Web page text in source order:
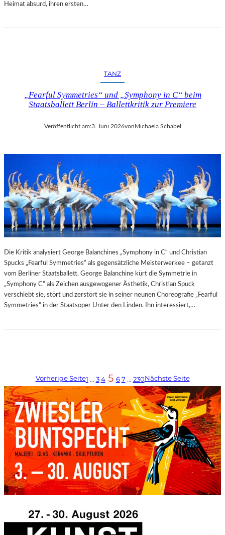
Heimat absurd, ihren ersten…
TANZ
„Fearful Symmetries“ und „Symphony in C“ beim
Staatsballett Berlin – Ballettkritik zur Premiere
Veröffentlicht am:3. Juni 2026von Michaela Schabel
Die Kritik analysiert George Balanchines „Symphony in C“ und Christian
Spucks „Fearful Symmetries“ als gegensätzliche Meisterwerkee – getanzt
vom Berliner Staatsballett. George Balanchine kürt die Symmetrie in
„Symphony C“ als Zeichen ausgewogener Ästhetik, Christian Spuck
verschiebt sie, stört und zerstört sie in seiner neunen Choreografie „Fearful
Symmetries“ in der Staatsoper Unter den Linden. Ihn interessiert,…
Vorherige Seite1 … 3 4 5 6 7 … 230Nächste Seite